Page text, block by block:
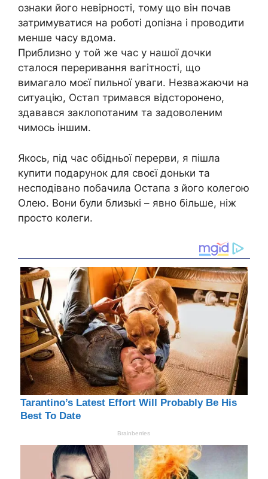
ознаки його невірності, тому що він почав
затримуватися на роботі допізна і проводити
менше часу вдома.
Приблизно у той же час у нашої дочки
сталося переривання вагітності, що
вимагало моєї пильної уваги. Незважаючи на
ситуацію, Остап тримався відсторонено,
здавався заклопотаним та задоволеним
чимось іншим.
Якось, під час обідньої перерви, я пішла
купити подарунок для своєї доньки та
несподівано побачила Остапа з його колегою
Олею. Вони були близькі – явно більше, ніж
просто колеги.